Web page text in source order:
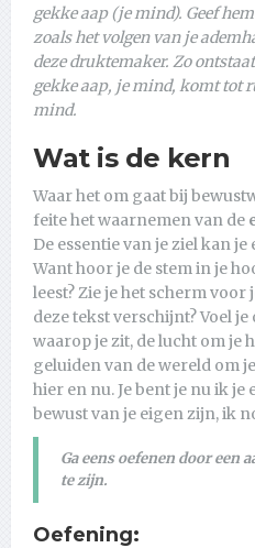
gekke aap (je mind). Geef
zoals het volgen van je
deze druktemaker. Zo
gekke aap, je mind, komt tot
mind.
Wat is de kern
Waar het om gaat bij
feite het waarnemen van de
De essentie van je ziel kan
Want hoor je de stem in je
leest? Zie je het scherm
deze tekst verschijnt? Voel
waarop je zit, de lucht om je
geluiden van de wereld om
hier en nu. Je bent je nu ik
bewust van je eigen zijn, ik
Ga eens oefenen door een
te zijn.
Oefening: